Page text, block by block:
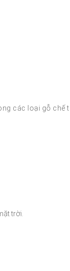
các loại gỗ chế
trời.